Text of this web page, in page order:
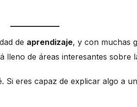
de aprendizaje, y con muchas
de áreas interesantes sobre
Si eres capaz de explicar algo a